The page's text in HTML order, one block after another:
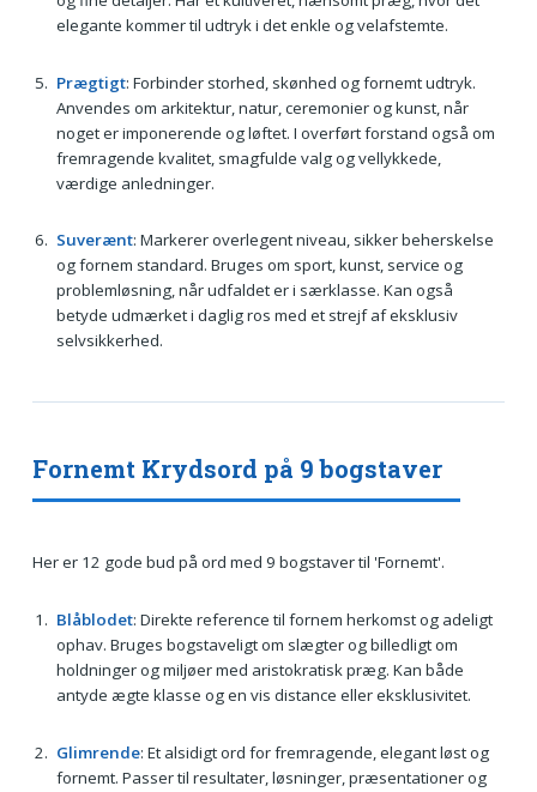
elegante kommer til udtryk i det enkle og velafstemte.
Prægtigt: Forbinder storhed, skønhed og fornemt udtryk.
Anvendes om arkitektur, natur, ceremonier og kunst, når
noget er imponerende og løftet. I overført forstand også om
fremragende kvalitet, smagfulde valg og vellykkede,
værdige anledninger.
Suverænt: Markerer overlegent niveau, sikker beherskelse
og fornem standard. Bruges om sport, kunst, service og
problemløsning, når udfaldet er i særklasse. Kan også
betyde udmærket i daglig ros med et strejf af eksklusiv
selvsikkerhed.
Fornemt Krydsord på 9 bogstaver
Her er 12 gode bud på ord med 9 bogstaver til 'Fornemt'.
Blåblodet: Direkte reference til fornem herkomst og adeligt
ophav. Bruges bogstaveligt om slægter og billedligt om
holdninger og miljøer med aristokratisk præg. Kan både
antyde ægte klasse og en vis distance eller eksklusivitet.
Glimrende: Et alsidigt ord for fremragende, elegant løst og
fornemt. Passer til resultater, løsninger, præsentationer og